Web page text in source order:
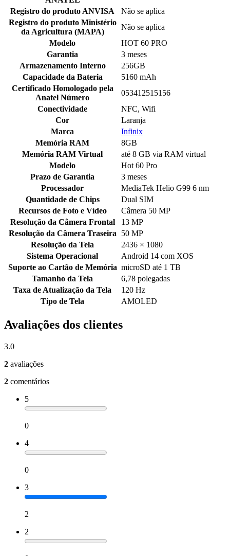
Registro do produto ANVISA
Não se aplica
Registro do produto Ministério
da Agricultura (MAPA)
Não se aplica
Modelo
HOT 60 PRO
Garantia
3 meses
Armazenamento Interno
256GB
Capacidade da Bateria
5160 mAh
Certificado Homologado pela
Anatel Número
053412515156
Conectividade
NFC, Wifi
Cor
Laranja
Marca
Infinix
Memória RAM
8GB
Memória RAM Virtual
até 8 GB via RAM virtual
Modelo
Hot 60 Pro
Prazo de Garantia
3 meses
Processador
MediaTek Helio G99 6 nm
Quantidade de Chips
Dual SIM
Recursos de Foto e Vídeo
Câmera 50 MP
Resolução da Câmera Frontal
13 MP
Resolução da Câmera Traseira
50 MP
Resolução da Tela
2436 × 1080
Sistema Operacional
Android 14 com XOS
Suporte ao Cartão de Memória microSD até 1 TB
Tamanho da Tela
6,78 polegadas
Taxa de Atualização da Tela
120 Hz
Tipo de Tela
AMOLED
Avaliações dos clientes
3.0
2 avaliações
2 comentários
5
0
4
0
3
2
2